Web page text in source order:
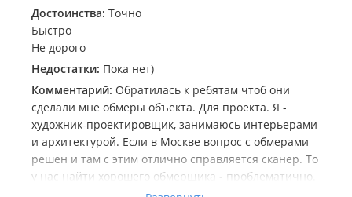
Достоинства: Точно
Быстро
Не дорого
Недостатки: Пока нет)
Комментарий: Обратилась к ребятам чтоб они
сделали мне обмеры объекта. Для проекта. Я -
художник-проектировщик, занимаюсь интерьерами
и архитектурой. Если в Москве вопрос с обмерами
решен и там с этим отлично справляется сканер. То
у нас найти хорошего обмерщика - проблематично.
Надо делать замеры очень точно. Плюс